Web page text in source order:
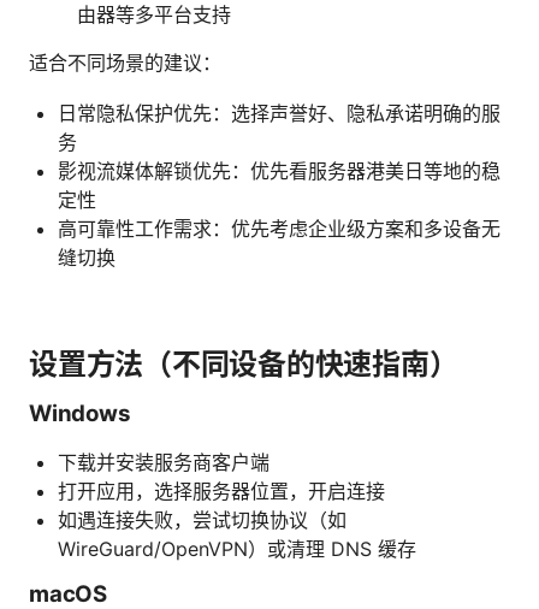
由器等多平台支持
适合不同场景的建议：
日常隐私保护优先：选择声誉好、隐私承诺明确的服
务
影视流媒体解锁优先：优先看服务器港美日等地的稳
定性
高可靠性工作需求：优先考虑企业级方案和多设备无
缝切换
设置方法（不同设备的快速指南）
Windows
下载并安装服务商客户端
打开应用，选择服务器位置，开启连接
如遇连接失败，尝试切换协议（如
WireGuard/OpenVPN）或清理 DNS 缓存
macOS